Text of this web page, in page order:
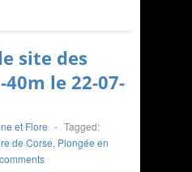
site des
le 22-07-
et Flore - Tagged:
de Corse, Plongée en